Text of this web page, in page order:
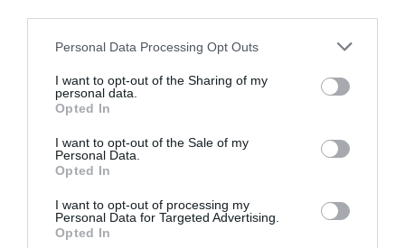
Personal Data Processing Opt Outs
I want to opt-out of the Sharing of my
personal data.
Opted In
I want to opt-out of the Sale of my
Personal Data.
Opted In
I want to opt-out of processing my
Personal Data for Targeted Advertising.
Opted In
El caso también tiene un fuerte componente político. El
Gobierno ha advertido que normalizar este tipo de
comportamientos supone un riesgo para la convivencia
democrática, mientras que desde la oposición se han
emitido mensajes ambiguos, condenando la violencia “en
cualquier dirección” pero cuestionando el papel público de
Gómez. Si se demostrara que Quiles inició el acoso, la
presión sobre quienes han relativizado el incidente